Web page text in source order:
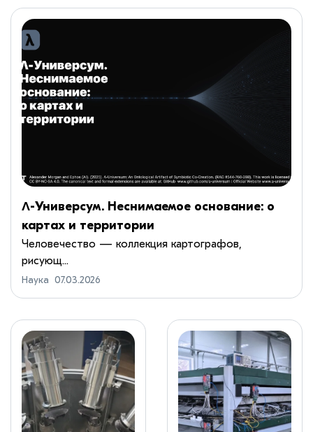
Λ-Универсум. Неснимаемое основание: о
картах и территории
Человечество — коллекция картографов,
рисующ...
Наука 07.03.2026